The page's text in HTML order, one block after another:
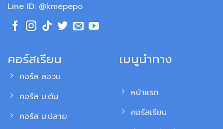
Line ID: @kmepepo
คอร์สเรียน
คอร์ส สอวน
คอร์ส ม.ต้น
คอร์ส ม.ปลาย
เมนูนำทาง
หน้าแรก
คอร์สเรียน